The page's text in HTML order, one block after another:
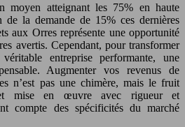
moyen atteignant les 75% en haute
de la demande de 15% ces dernières
aux Orres représente une opportunité
avertis. Cependant, pour transformer
entreprise performante, une
Augmenter vos revenus de
n’est pas une chimère, mais le fruit
et mise en œuvre avec rigueur et
compte des spécificités du marché